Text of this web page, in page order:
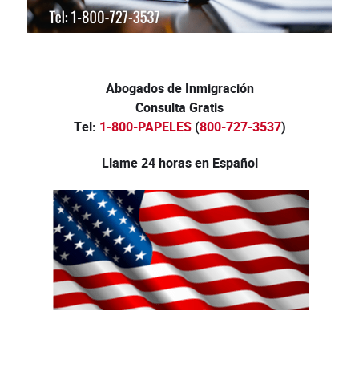
Abogados de Inmigración
Consulta Gratis
Tel: 1-800-PAPELES(800-727-3537)
Llame 24 horas en Español